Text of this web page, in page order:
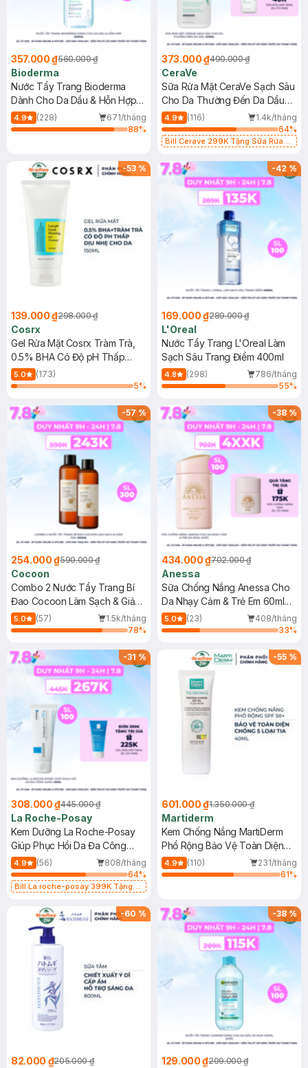
357.000 ₫560.000 ₫
Bioderma
Nước Tẩy Trang Bioderma
Dành Cho Da Dầu & Hỗn Hợp
500ml
4.9 (228)
671/tháng
88%
373.000 ₫490.000 ₫
CeraVe
Sữa Rửa Mặt CeraVe Sạch Sâu
Cho Da Thường Đến Da Dầu
473ml
4.9 (116)
1.4k/tháng
64%
Bill Cerave 299K Tặng Sữa Rửa
-53 %
139.000 ₫298.000 ₫
Cosrx
Gel Rửa Mặt Cosrx Tràm Trà,
0.5% BHA Có Độ pH Thấp
150ml
5.0
(173)
5%
-42%
169.000 ₫289.000 ₫
L'Oreal
Nước Tẩy Trang L'Oreal Làm
Sạch Sâu Trang Điểm 400ml
4.8 (298)
786/tháng
55%
-57%
254.000 ₫590.000 ₫
Cocoon
Combo 2 Nước Tẩy Trang Bí
Đao Cocoon Làm Sạch & Giảm
Dầu 500ml
5.0 (57)
1.5k/tháng
78%
-38%
434.000 ₫702.000 ₫
Anessa
Sữa Chống Nắng Anessa Cho
Da Nhạy Cảm & Trẻ Em 60ml
(Mới)
5.0 (23)
408/tháng
33%
-31%
308.000 ₫445.000 ₫
La Roche-Posay
Kem Dưỡng La Roche-Posay
Giúp Phục Hồi Da Đa Công
Dụng 40ml
4.9 (56)
808/tháng
64%
Bill La roche-posay 399K Tặng
(SL có hạn)
-55 %
601.000 ₫1.350.000 ₫
Martiderm
Kem Chống Nắng MartiDerm
Phổ Rộng Bảo Vệ Toàn Diện
40ml
4.9 (110)
231/tháng
61%
-60 %
82.000 ₫205.000 ₫
-38%
129.000 ₫209.000 ₫